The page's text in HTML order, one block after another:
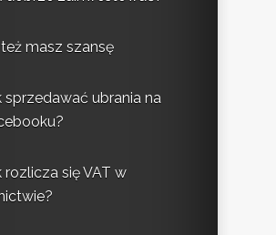
masz szansę
sprzedawać ubrania na
rozlicza się VAT w